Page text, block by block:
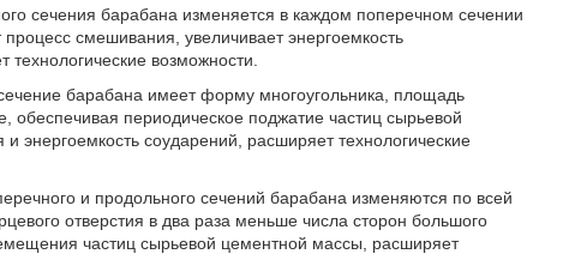
сечения барабана изменяется в каждом поперечном сечении
процесс смешивания, увеличивает энергоемкость
возможности.
барабана имеет форму многоугольника, площадь
обеспечивая периодическое поджатие частиц сырьевой
энергоемкость соударений, расширяет технологические
и продольного сечений барабана изменяются по всей
отверстия в два раза меньше числа сторон большого
частиц сырьевой цементной массы, расширяет